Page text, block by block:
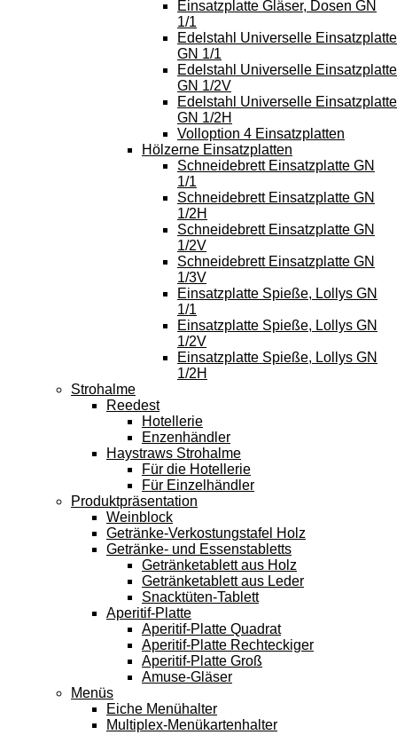
Einsatzplatte Gläser, Dosen GN
1/1
Edelstahl Universelle Einsatzplatte
GN 1/1
Edelstahl Universelle Einsatzplatte
GN 1/2V
Edelstahl Universelle Einsatzplatte
GN 1/2H
Volloption 4 Einsatzplatten
Hölzerne Einsatzplatten
Schneidebrett Einsatzplatte GN
1/1
Schneidebrett Einsatzplatte GN
1/2H
Schneidebrett Einsatzplatte GN
1/2V
Schneidebrett Einsatzplatte GN
1/3V
Einsatzplatte Spieße, Lollys GN
1/1
Einsatzplatte Spieße, Lollys GN
1/2V
Einsatzplatte Spieße, Lollys GN
1/2H
Strohalme
Reedest
Hotellerie
Enzenhändler
Haystraws Strohalme
Für die Hotellerie
Für Einzelhändler
Produktpräsentation
Weinblock
Getränke-Verkostungstafel Holz
Getränke- und Essenstabletts
Getränketablett aus Holz
Getränketablett aus Leder
Snacktüten-Tablett
Aperitif-Platte
Aperitif-Platte Quadrat
Aperitif-Platte Rechteckiger
Aperitif-Platte Groß
Amuse-Gläser
Menüs
Eiche Menühalter
Multiplex-Menükartenhalter